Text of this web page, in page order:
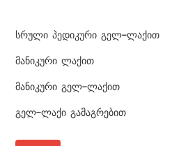
სრული პედიკური გელ-ლაქით
მანიკური ლაქით
მანიკური გელ-ლაქით
გელ-ლაქი გამაგრებით